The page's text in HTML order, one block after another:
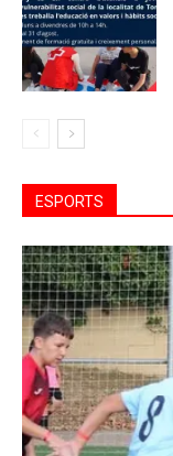
ESPORTS